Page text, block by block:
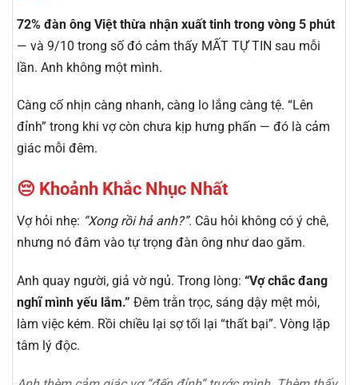
72% đàn ông Việt thừa nhận xuất tinh trong vòng 5 phút
— và 9/10 trong số đó cảm thấy MẤT TỰ TIN sau mỗi
lần. Anh không một mình.
Càng cố nhịn càng nhanh, càng lo lắng càng tệ. “Lên
đỉnh” trong khi vợ còn chưa kịp hưng phấn — đó là cảm
giác mỗi đêm.
😔 Khoảnh Khắc Nhục Nhất
Vợ hỏi nhẹ: “Xong rồi hả anh?”. Câu hỏi không có ý chê,
nhưng nó đâm vào tự trọng đàn ông như dao găm.
Anh quay người, giả vờ ngủ. Trong lòng: “Vợ chắc đang
nghĩ mình yếu lắm.” Đêm trằn trọc, sáng dậy mệt mỏi,
làm việc kém. Rồi chiều lại sợ tối lại “thất bại”. Vòng lặp
tâm lý độc.